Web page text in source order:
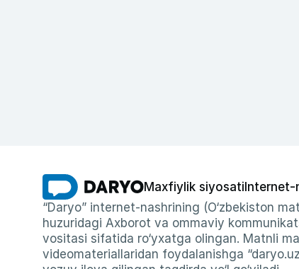
Maxfiylik siyosati Internet-
“Daryo” internet-nashrining (O‘zbekiston
huzuridagi Axborot va ommaviy
vositasi sifatida ro‘yxatga olingan. Matnli
videomateriallaridan foydalanishga